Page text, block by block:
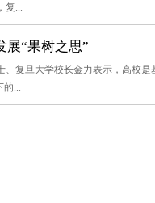
复...
展“果树之思”
、复旦大学校长金力表示，高校
的...